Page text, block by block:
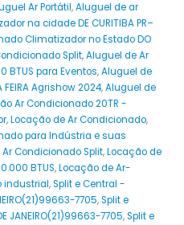
Ar Portátil,Aluguel de ar
na cidade DE CURITIBA PR–
Climatizador no Estado DO
Split,Aluguel de Ar
BTUS para Eventos,Aluguel de
Agrishow 2024,Aluguel de
Ar Condicionado 20TR -
,Locação de Ar Condicionado,
para Indústria e suas
Condicionado Split,Locação de
BTUS,Locação de Ar-
industrial,Split e Central -
7705,Split e
JANEIRO(21)99663-7705,Split e